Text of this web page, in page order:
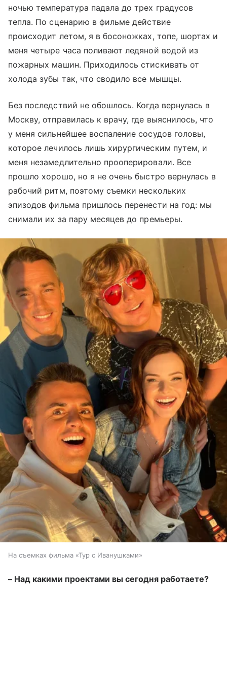
ночью температура падала до трех градусов
тепла. По сценарию в фильме действие
происходит летом, я в босоножках, топе, шортах и
меня четыре часа поливают ледяной водой из
пожарных машин. Приходилось стискивать от
холода зубы так, что сводило все мышцы.
Без последствий не обошлось. Когда вернулась в
Москву, отправилась к врачу, где выяснилось, что
у меня сильнейшее воспаление сосудов головы,
которое лечилось лишь хирургическим путем, и
меня незамедлительно прооперировали. Все
прошло хорошо, но я не очень быстро вернулась в
рабочий ритм, поэтому съемки нескольких
эпизодов фильма пришлось перенести на год: мы
снимали их за пару месяцев до премьеры.
На съемках фильма «Тур с Иванушками»
– Над какими проектами вы сегодня работаете?